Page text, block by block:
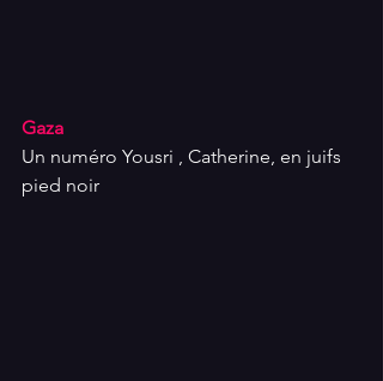
Gaza
Un numéro Yousri , Catherine, en juifs
pied noir